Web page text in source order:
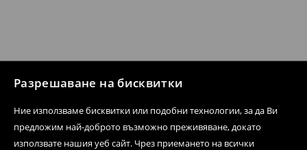
Разрешаване на бисквитки
Ние използваме бисквитки или подобни технологии, за да Ви
предложим най-доброто възможно преживяване, докато
използвате нашия уеб сайт. Чрез приемането на всички